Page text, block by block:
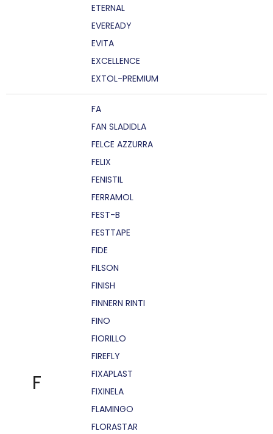
ETERNAL
EVEREADY
EVITA
EXCELLENCE
EXTOL-PREMIUM
F
FA
FAN SLADIDLA
FELCE AZZURRA
FELIX
FENISTIL
FERRAMOL
FEST-B
FESTTAPE
FIDE
FILSON
FINISH
FINNERN RINTI
FINO
FIORILLO
FIREFLY
FIXAPLAST
FIXINELA
FLAMINGO
FLORASTAR